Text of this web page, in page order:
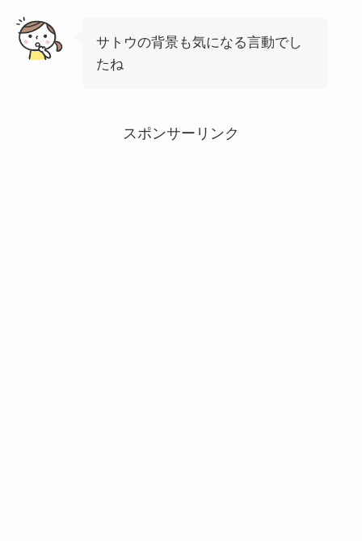
サトウの背景も気になる言動でし
たね
スポンサーリンク